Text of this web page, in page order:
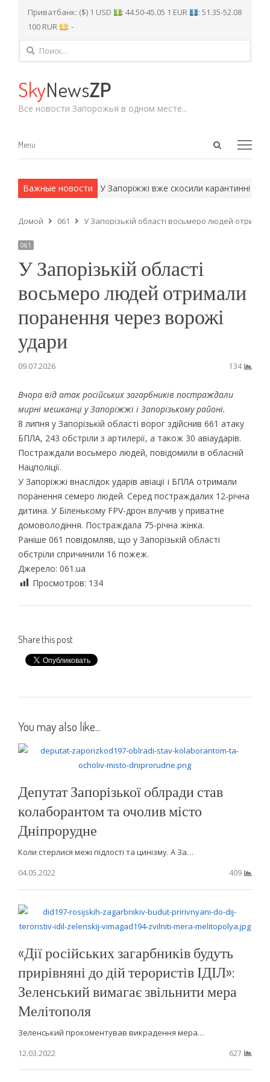
Приватбанк: ($) 1 USD : 44.50-45.05 1 EUR
: 51.35-52.08
100 RUR
: -
Найти:
SkyNewsZP
Все новости Запорожья в одном месте...
Open
Menu
Menu
Важные новости
методы. У Запоріжжі вже скосили карантинні
Домой 061 У Запорізькій області восьмеро людей
061
У Запорізькій області
восьмеро людей отримали
поранення через ворожі
удари
09.07.2026 134
Вчора від атак російських загарбників постраждали
мирні мешканці у Запоріжжі і Запорізькому районі.
8 липня у Запорізькій області ворог здійснив 661 атаку
БПЛА, 243 обстріли з артилерії, а також 30 авіаударів.
Постраждали восьмеро людей, повідомили в обласній
Нацполіції.
У Запоріжжі внаслідок ударів авіації і БПЛА отримали
поранення семеро людей. Серед постраждалих 12-річна
дитина. У Біленькому FPV-дрон влучив у приватне
домоволодіння. Постраждала 75-річна жінка.
Раніше 061 повідомляв, що у Запорізькій області
обстріли спричинили 16 пожеж.
Джерело: 061.ua
Просмотров: 134
Share this post
You may also like...
Депутат Запорізької облради став
колаборантом та очолив місто
Дніпрорудне
Коли стерлися межі підлості та цинізму. А За…
04.05.2022
409
«Дії російських загарбників будуть
прирівняні до дій терористів ІДІЛ»:
Зеленський вимагає звільнити мера
Мелітополя
Зеленський прокоментував викрадення мера…
12.03.2022
627